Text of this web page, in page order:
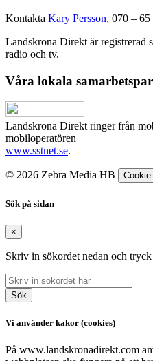
Kontakta Kary Persson, 070 –
Landskrona Direkt är registrerad
radio och tv.
Våra lokala
Landskrona Direkt ringer från
mobiloperatören
www.sstnet.se.
© 2026 Zebra Media HB
Sök på sidan
×
Skriv in sökordet nedan och
Sök
Vi använder kakor (cookies)
På www.landskronadirekt.com